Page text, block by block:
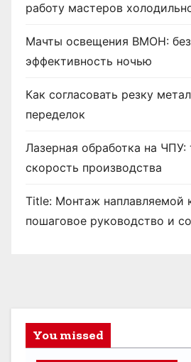
работу мастеров
Мачты освещения ВМОН:
эффективность ночью
Как согласовать резку
переделок
Лазерная обработка на ЧПУ:
скорость производства
Title: Монтаж наплавляемой
пошаговое руководство и
You missed